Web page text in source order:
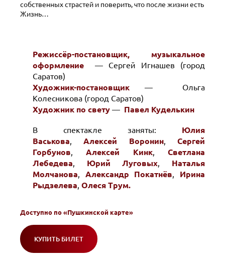
собственных страстей и поверить, что после жизни есть
Жизнь…
Режиссёр-постановщик, музыкальное
оформление — Сергей Игнашев (город
Саратов)
Художник-постановщик — Ольга
Колесникова (город Саратов)
Художник по свету — Павел Куделькин
В спектакле заняты: Юлия
Васькова,Алексей Воронин,Сергей
Горбунов,Алексей Кинк,Светлана
Лебедева, Юрий Луговых, Наталья
Молчанова, Александр Покатнёв, Ирина
Рыдзелева, Олеся Трум.
Доступно по «Пушкинской карте»
КУПИТЬ БИЛЕТ
(ОТКРОЕТСЯ